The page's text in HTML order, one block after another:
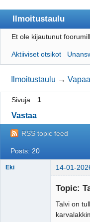
Ilmoitustaulu
Päijät-Rastin
Sisällysluettelo
Käyttäjät
Etsi
Luo käyttäjätunnus
Kirjaudu
Et ole kijautunut
Aktiiviset otsikot
Ilmoitustaulu →
Sivuja 1
Vastaa
RSS topic feed
Posts: 20
Eki 14-01-
Topic:
Talvi on